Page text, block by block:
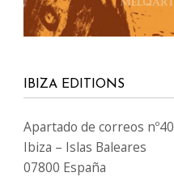
IBIZA EDITIONS
Apartado de correos nº40
Ibiza – Islas Baleares
07800 España